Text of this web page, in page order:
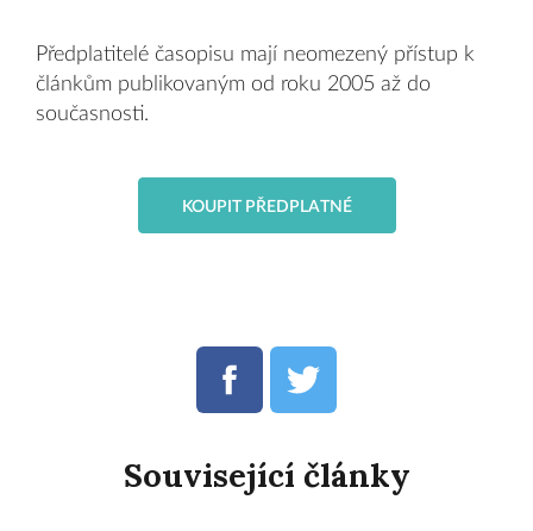
Předplatitelé časopisu mají neomezený přístup k
článkům publikovaným od roku 2005 až do
současnosti.
KOUPIT PŘEDPLATNÉ
Související články